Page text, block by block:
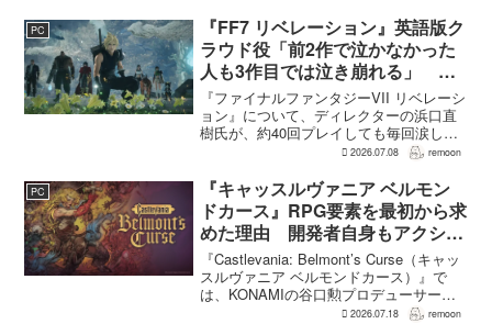
い」と何度も言...
PC
『FF7 リベレーション』英語版ク
ラウド役「前2作で泣かなかった
人も3作目では泣き崩れる」 浜
口Dも約40回泣いたクラウドの重
要場面に言及
『ファイナルファンタジーVII リベレーシ
ョン』について、ディレクターの浜口直
樹氏が、約40回プレイしても毎回涙した
というクラウドの重要な場面について語
氏も、「最初の2作で泣かなかった人も...
2026.07.08 remoon
PC
『キャッスルヴァニア ベルモン
ドカース』RPG要素を最初から求
めた理由 開発者自身もアクショ
ンのつらさを実感
『Castlevania: Belmont’s Curse（キャッ
スルヴァニア ベルモンドカース）』で
は、KONAMIの谷口勲プロデューサー
が、レベルアップを含むRPG的システム
2026.07.18 remoon